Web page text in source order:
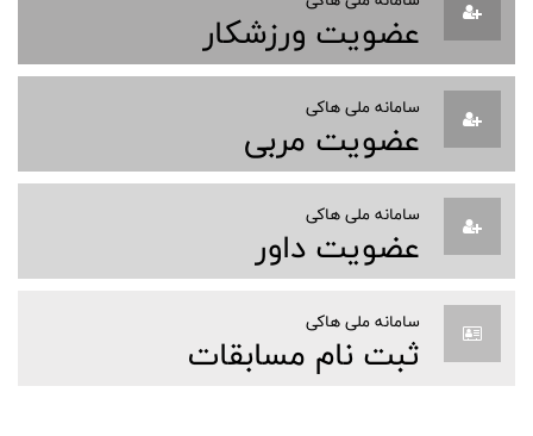
عضویت ورزشکار
سامانه ملی هاکی
عضویت مربی
سامانه ملی هاکی
عضویت داور
سامانه ملی هاکی
ثبت نام مسابقات